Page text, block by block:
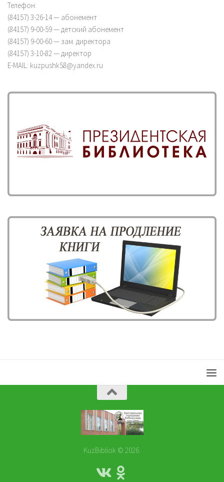
Телефон:
(84157) 3-26-14 — абонемент
(84157) 9-00-59 — детский абонемент
(84157) 9-00-60 — зам. директора
(84157) 3-10-82 — директор
E-MAIL: kuzpushk58@yandex.ru
KuzBibliok © 2026.